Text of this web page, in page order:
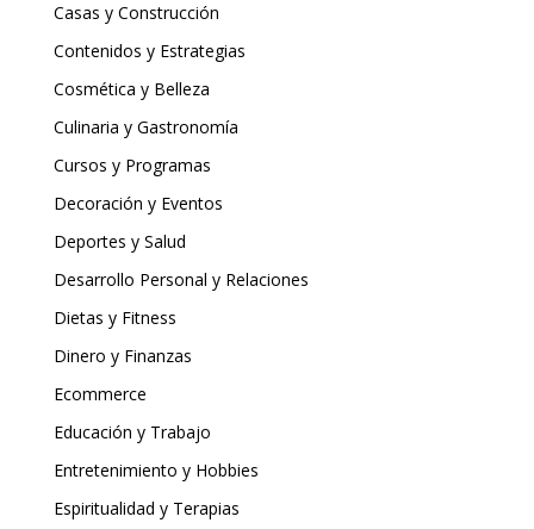
Casas y Construcción
Contenidos y Estrategias
Cosmética y Belleza
Culinaria y Gastronomía
Cursos y Programas
Decoración y Eventos
Deportes y Salud
Desarrollo Personal y Relaciones
Dietas y Fitness
Dinero y Finanzas
Ecommerce
Educación y Trabajo
Entretenimiento y Hobbies
Espiritualidad y Terapias